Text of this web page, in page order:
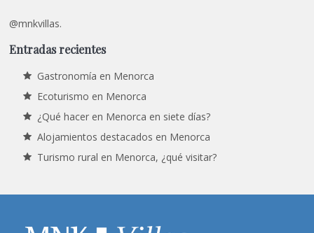
@mnkvillas.
Entradas recientes
Gastronomía en Menorca
Ecoturismo en Menorca
¿Qué hacer en Menorca en siete días?
Alojamientos destacados en Menorca
Turismo rural en Menorca, ¿qué visitar?